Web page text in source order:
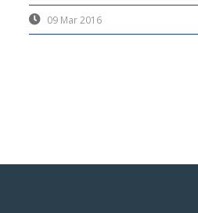
09 Mar 2016